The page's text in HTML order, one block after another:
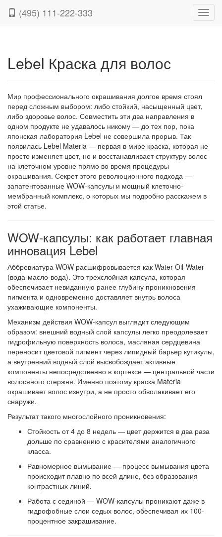
(495) 111-222-333
Lebel Краска для волос
Мир профессионального окрашивания долгое время стоял
перед сложным выбором: либо стойкий, насыщенный цвет,
либо здоровье волос. Совместить эти два направления в
одном продукте не удавалось никому — до тех пор, пока
японская лаборатория Lebel не совершила прорыв. Так
появилась Lebel Materia — первая в мире краска, которая не
просто изменяет цвет, но и восстанавливает структуру волос
на клеточном уровне прямо во время процедуры
окрашивания. Секрет этого революционного подхода —
запатентованные WOW-капсулы и мощный клеточно-
мембранный комплекс, о которых мы подробно расскажем в
этой статье.
WOW-капсулы: как работает главная
инновация Lebel
Аббревиатура WOW расшифровывается как Water-Oil-Water
(вода-масло-вода). Это трехслойная капсула, которая
обеспечивает невиданную ранее глубину проникновения
пигмента и одновременно доставляет внутрь волоса
ухаживающие компоненты.
Механизм действия WOW-капсул выглядит следующим
образом: внешний водный слой капсулы легко преодолевает
гидрофильную поверхность волоса, масляная сердцевина
переносит цветовой пигмент через липидный барьер кутикулы,
а внутренний водный слой высвобождает активные
компоненты непосредственно в кортексе — центральной части
волосяного стержня. Именно поэтому краска Materia
окрашивает волос изнутри, а не просто обволакивает его
снаружи.
Результат такого многослойного проникновения:
Стойкость от 4 до 8 недель — цвет держится в два раза
дольше по сравнению с красителями аналогичного
класса.
Равномерное вымывание — процесс вымывания цвета
происходит плавно по всей длине, без образования
контрастных линий.
Работа с сединой — WOW-капсулы проникают даже в
гидрофобные слои седых волос, обеспечивая их 100-
процентное закрашивание.